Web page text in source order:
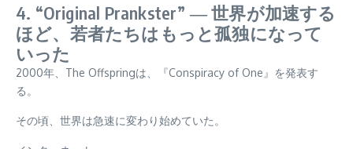
4. “Original Prankster” ― 世界が加速する
ほど、若者たちはもっと孤独になって
いった
2000年、The Offspringは、『Conspiracy of One』を発表す
る。
その頃、世界は急速に変わり始めていた。